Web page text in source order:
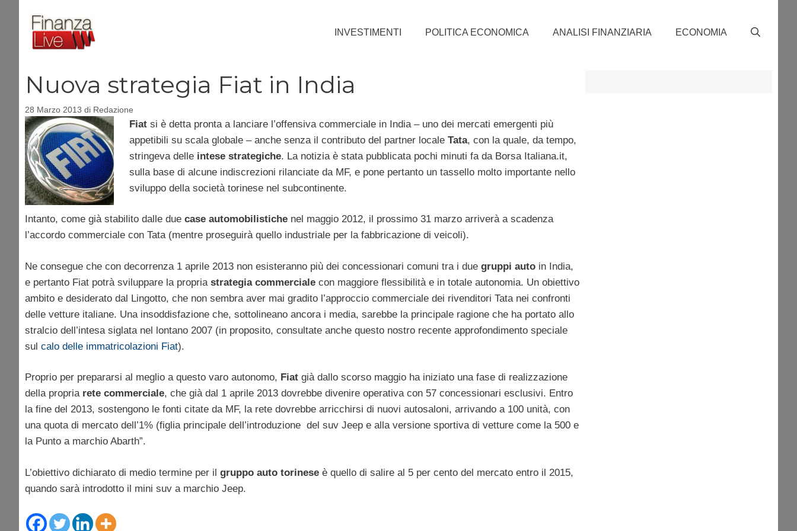
contenuto
INVESTIMENTI POLITICA ECONOMICA ANALISI FINANZIARIA ECONOMIA
Nuova strategia Fiat in India
28 Marzo 2013 di Redazione
Fiatsi è detta pronta a lanciare l’offensiva commerciale in India – uno dei mercati emergenti più
appetibili su scala globale – anche senza il contributo del partner locale Tata, con la quale, da tempo,
stringeva delle intese strategiche. La notizia è stata pubblicata pochi minuti fa da Borsa Italiana.it,
sulla base di alcune indiscrezioni rilanciate da MF, e pone pertanto un tassello molto importante nello
sviluppo della società torinese nel subcontinente.
Intanto, come già stabilito dalle due case automobilistiche nel maggio 2012, il prossimo 31 marzo arriverà a scadenza
l’accordo commerciale con Tata (mentre proseguirà quello industriale per la fabbricazione di veicoli).
Ne consegue che con decorrenza 1 aprile 2013 non esisteranno più dei concessionari comuni tra i due gruppi auto in India,
e pertanto Fiat potrà sviluppare la propria strategia commerciale con maggiore flessibilità e in totale autonomia. Un obiettivo
ambito e desiderato dal Lingotto, che non sembra aver mai gradito l’approccio commerciale dei rivenditori Tata nei confronti
delle vetture italiane. Una insoddisfazione che, sottolineano ancora i media, sarebbe la principale ragione che ha portato allo
stralcio dell’intesa siglata nel lontano 2007 (in proposito, consultate anche questo nostro recente approfondimento speciale
sul calo delle immatricolazioni Fiat).
Proprio per prepararsi al meglio a questo varo autonomo, Fiat già dallo scorso maggio ha iniziato una fase di realizzazione
della propria rete commerciale, che già dal 1 aprile 2013 dovrebbe divenire operativa con 57 concessionari esclusivi. Entro
la fine del 2013, sostengono le fonti citate da MF, la rete dovrebbe arricchirsi di nuovi autosaloni, arrivando a 100 unità, con
una quota di mercato dell’1% (figlia principale dell’introduzione del suv Jeep e alla versione sportiva di vetture come la 500 e
la Punto a marchio Abarth”.
L’obiettivo dichiarato di medio termine per il gruppo auto torinese è quello di salire al 5 per cento del mercato entro il 2015,
quando sarà introdotto il mini suv a marchio Jeep.